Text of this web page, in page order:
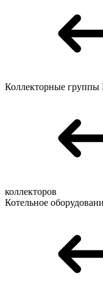
Коллекторные группы
коллекторов
Котельное